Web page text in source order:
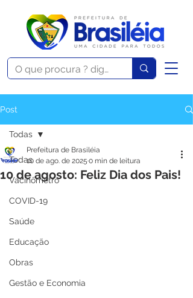
Post
Todas
Vacinômetro
COVID-19
Saúde
Educação
Obras
Gestão e Economia
Todas
10 de agosto: Feliz Dia dos Pais!
Prefeitura de Brasiléia
10 de ago. de 2025 0 min de leitura